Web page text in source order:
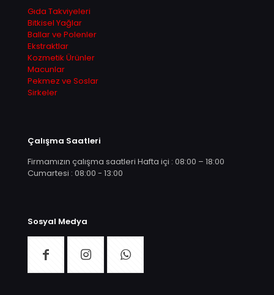
Gıda Takviyeleri
Bitkisel Yağlar
Ballar ve Polenler
Ekstraktlar
Kozmetik Ürünler
Macunlar
Pekmez ve Soslar
Sirkeler
Çalışma Saatleri
Firmamızın çalışma saatleri Hafta içi : 08:00 – 18:00
Cumartesi : 08:00 - 13:00
Sosyal Medya